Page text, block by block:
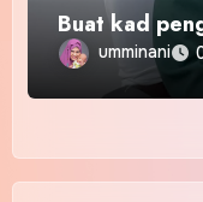
Buat kad
umminani